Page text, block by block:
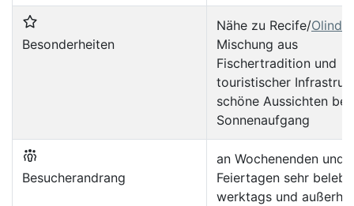
Besonderheiten
Nähe zu Recife/Olinda
Mischung aus
Fischertradition und
touristischer
schöne Aussichten bei
Sonnenaufgang
Besucherandrang
an Wochenenden und
Feiertagen sehr belebt;
werktags und